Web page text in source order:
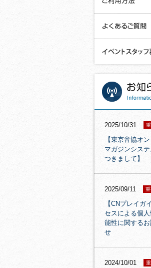
2025/10/31
【東京音協オ
マガジンシス
つきまして】
2025/09/11
【CNプレイガ
セスによる個
能性に関する
せ
2024/10/01